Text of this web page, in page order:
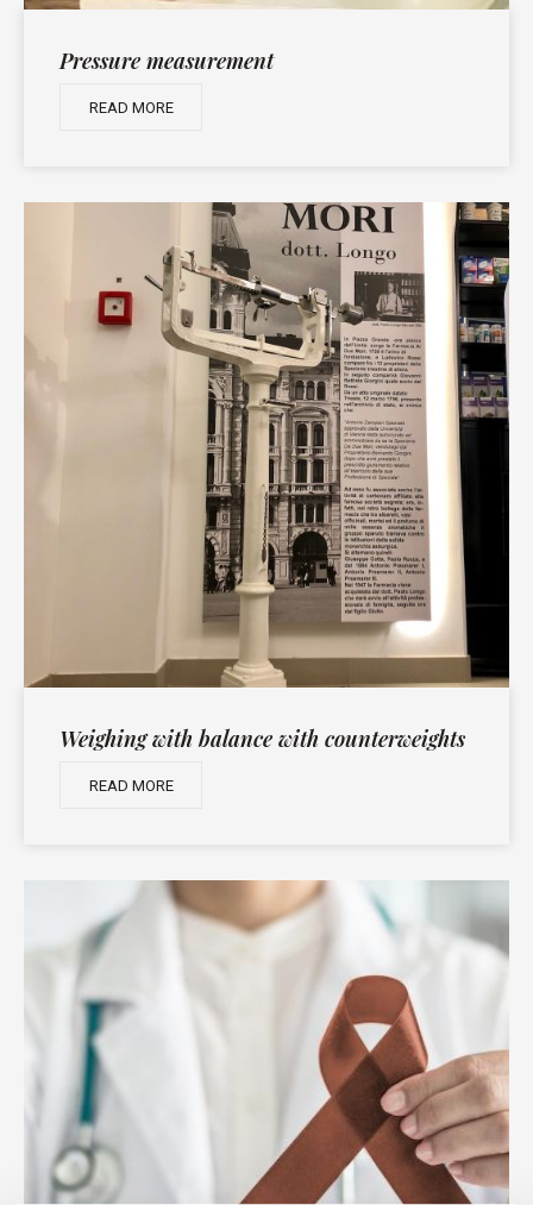
Pressure measurement
READ MORE
Weighing with balance with counterweights
READ MORE